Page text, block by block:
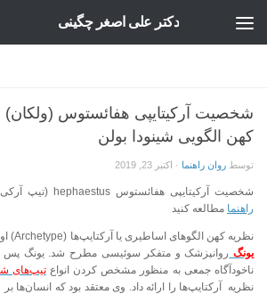
دکتر علی اصغر چگینی
شخصیت آرکیتایپی هفائستوس (ولکان)
کهن الگویی شینودا بولن
توسط روان راهنما · اکتبر 23, 2019
شخصیت آرکیتایپی هفائستوس hephaestus (تیپ آرکی تایپی ولکان) را در
راهنما مطالعه کنید
نظریه کهن الگوهای اساطیری یا آرکتایپ‌ها (Archetype) اولین بار توسط
یونگ روانپزشک و متفکر سوئیسی مطرح شد. یونگ پس
ناخودآگاه جمعی به منظور مشخص کردن انواعتیپ‌های
نظریه آرکتایپ‌ها را ارائه داد. وی معتقد بود که انسان‌ها